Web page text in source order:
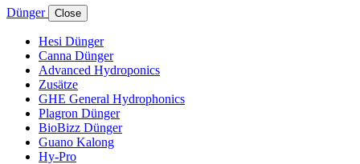
Dünger Close
Hesi Dünger
Canna Dünger
Advanced Hydroponics
Zusätze
GHE General Hydrophonics
Plagron Dünger
BioBizz Dünger
Guano Kalong
Hy-Pro